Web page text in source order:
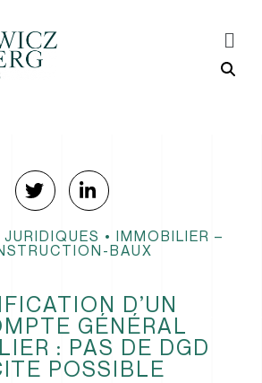
• IMMOBILIER –
BAUX
D’UN
GÉNÉRAL
: PAS DE DGD
POSSIBLE